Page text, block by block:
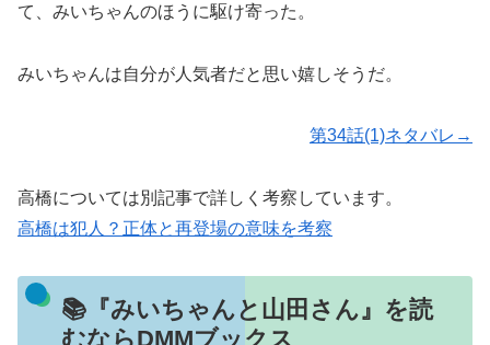
て、みいちゃんのほうに駆け寄った。
みいちゃんは自分が人気者だと思い嬉しそうだ。
第34話(1)ネタバレ→
高橋については別記事で詳しく考察しています。
高橋は犯人？正体と再登場の意味を考察
📚『みいちゃんと山田さん』を読
むならDMMブックス